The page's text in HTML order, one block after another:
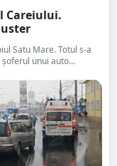
Careiului.
Satu Mare. Totul s-a
unui auto...